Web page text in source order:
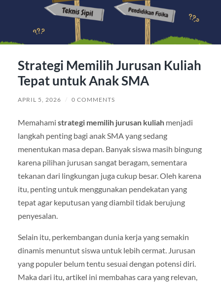
Strategi Memilih Jurusan Kuliah
Tepat untuk Anak SMA
APRIL 5, 2026 / 0 COMMENTS
Memahami strategi memilih jurusan kuliahmenjadi
langkah penting bagi anak SMA yang sedang
menentukan masa depan. Banyak siswa masih bingung
karena pilihan jurusan sangat beragam, sementara
tekanan dari lingkungan juga cukup besar. Oleh karena
itu, penting untuk menggunakan pendekatan yang
tepat agar keputusan yang diambil tidak berujung
penyesalan.
Selain itu, perkembangan dunia kerja yang semakin
dinamis menuntut siswa untuk lebih cermat. Jurusan
yang populer belum tentu sesuai dengan potensi diri.
Maka dari itu, artikel ini membahas cara yang relevan,